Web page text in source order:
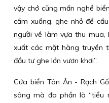
vậy chớ cũng mần nghề
cầm xuồng, ghe nhỏ để
người về làm vựa thu mua,
xuất các mặt hàng truyền
đầu tư ghe lớn vươn khơi”.
Cửa biển Tân Ân - Rạch
sông mà đa phần là “tiểu